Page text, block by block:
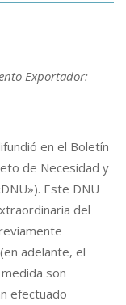
Exportador:
en el Boletín
de Necesidad y
Este DNU
del
adelante, el
son
efectuado